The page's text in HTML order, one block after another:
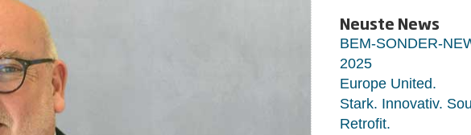
Neuste News
BEM-SONDER-
2025
Europe United.
Stark. Innovativ.
Retrofit.